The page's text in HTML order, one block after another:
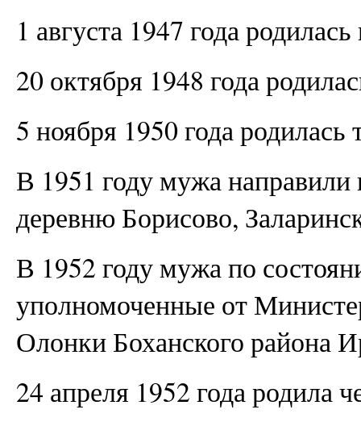
1 августа 1947 года
20 октября 1948 года
5 ноября 1950 года
В 1951 году мужа
деревню Борисово,
В 1952 году мужа по
уполномоченные от
Олонки Боханского района
24 апреля 1952 года